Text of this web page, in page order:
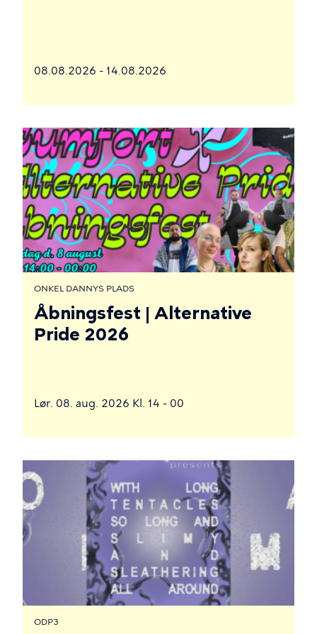
08.08.2026 - 14.08.2026
ONKEL DANNYS PLADS
Åbningsfest | Alternative
Pride 2026
Lør. 08. aug. 2026 Kl. 14 - 00
ODP3